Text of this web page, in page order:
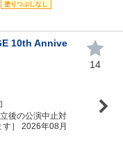
塗りつぶしなし
10th Annive
後の公演中止対
］ 2026年08月
14